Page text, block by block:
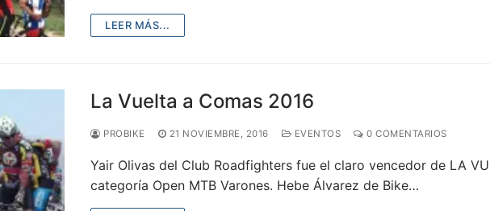
LEER MÁS...
La Vuelta a Comas 2016
PROBIKE 21 NOVIEMBRE, 2016 EVENTOS 0 COMENTARIOS
Yair Olivas del Club Roadfighters fue el claro vencedor de LA
categoría Open MTB Varones. Hebe Álvarez de Bike…